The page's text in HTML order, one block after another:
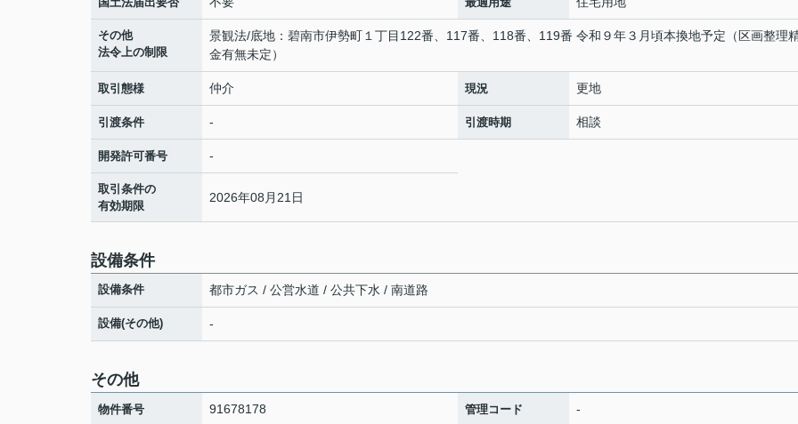
その他
法令上の制限
景観法/底地：碧南市伊勢町１丁目122番、117番、118番、119番 令和９年３月頃本換地予定（区画整理
金有無未定）
取引態様 仲介 現況 更地
引渡条件 - 引渡時期 相談
開発許可番号 -
取引条件の
有効期限
2026年08月21日
設備条件
設備条件 都市ガス / 公営水道 / 公共下水 / 南道路
設備(その他) -
その他
物件番号 91678178 管理コード -